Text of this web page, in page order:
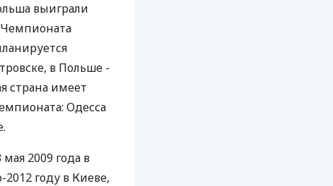
выиграли
в Польше -
страна имеет
Одесса
2009 года в
году в Киеве,